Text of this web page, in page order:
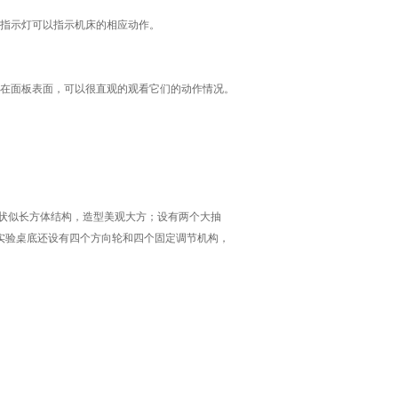
灯可以指示机床的相应动作。
板表面，可以很直观的观看它们的动作情况。
长方体结构，造型美观大方；设有两个大抽
桌底还设有四个方向轮和四个固定调节机构，